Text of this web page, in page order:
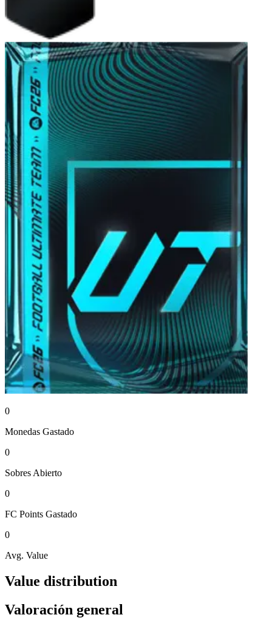
0
Monedas Gastado
0
Sobres Abierto
0
FC Points Gastado
0
Avg. Value
Value distribution
Valoración general